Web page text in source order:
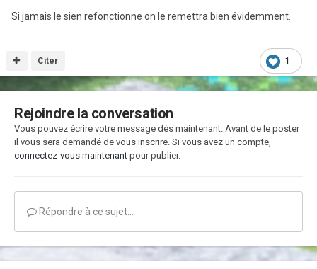
Si jamais le sien refonctionne on le remettra bien évidemment.
1
Citer
Rejoindre la conversation
Vous pouvez écrire votre message dès maintenant. Avant de le poster
il vous sera demandé de vous inscrire. Si vous avez un compte,
connectez-vous maintenant pour publier.
Répondre à ce sujet…